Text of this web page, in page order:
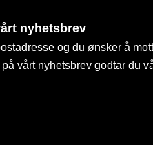
nyhetsbrev
og du ønsker å
vårt nyhetsbrev godtar du